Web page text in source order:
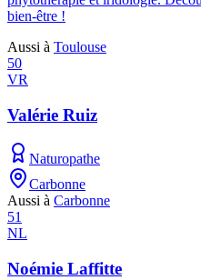
bien-être !
Aussi à Toulouse
50
VR
Valérie Ruiz
Naturopathe
Carbonne
Aussi à Carbonne
51
NL
Noémie Laffitte